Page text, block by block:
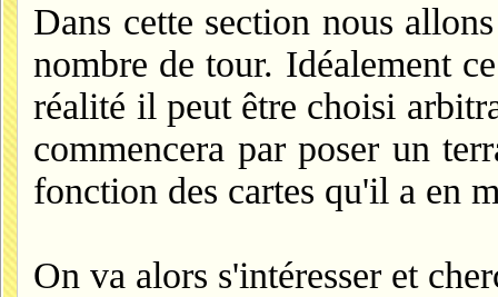
Dans cette section nous
nombre de tour. Idéalement
réalité il peut être choisi
commencera par poser un
fonction des cartes qu'il a en
On va alors s'intéresser et